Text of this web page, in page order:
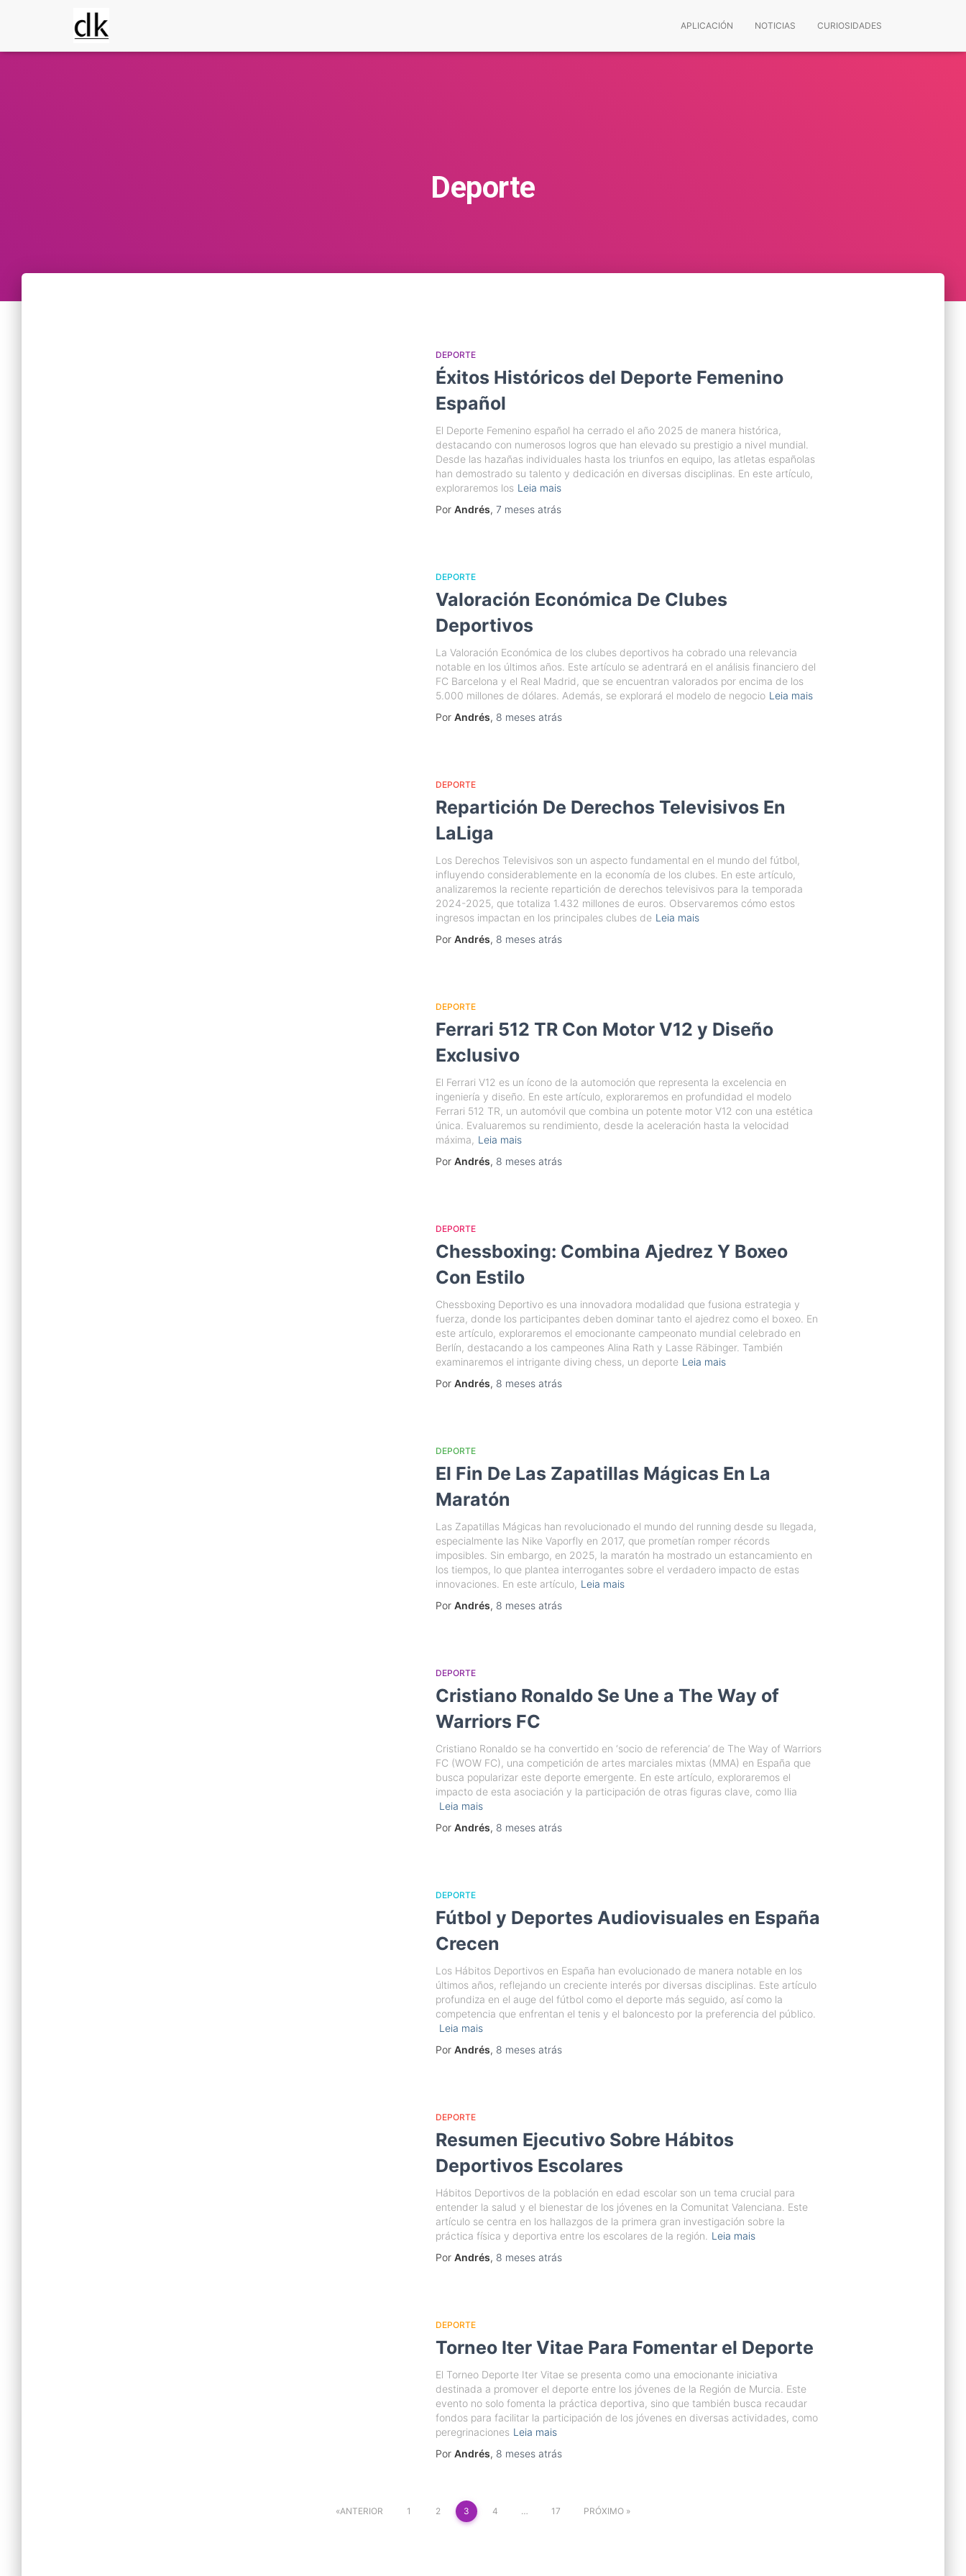
APLICACIÓN NOTICIAS CURIOSIDADES
Deporte
DEPORTE
Éxitos Históricos del Deporte Femenino
Español
El Deporte Femenino español ha cerrado el año 2025 de manera histórica,
destacando con numerosos logros que han elevado su prestigio a nivel mundial.
Desde las hazañas individuales hasta los triunfos en equipo, las atletas españolas
han demostrado su talento y dedicación en diversas disciplinas. En este artículo,
exploraremos los Leia mais
Por Andrés, 7 mesesatrás
DEPORTE
Valoración Económica De Clubes
Deportivos
La Valoración Económica de los clubes deportivos ha cobrado una relevancia
notable en los últimos años. Este artículo se adentrará en el análisis financiero del
FC Barcelona y el Real Madrid, que se encuentran valorados por encima de los
5.000 millones de dólares. Además, se explorará el modelo de negocio Leia mais
Por Andrés, 8 mesesatrás
DEPORTE
Repartición De Derechos Televisivos En
LaLiga
Los Derechos Televisivos son un aspecto fundamental en el mundo del fútbol,
influyendo considerablemente en la economía de los clubes. En este artículo,
analizaremos la reciente repartición de derechos televisivos para la temporada
2024-2025, que totaliza 1.432 millones de euros. Observaremos cómo estos
ingresos impactan en los principales clubes de Leia mais
Por Andrés, 8 mesesatrás
DEPORTE
Ferrari 512 TR Con Motor V12 y Diseño
Exclusivo
El Ferrari V12 es un ícono de la automoción que representa la excelencia en
ingeniería y diseño. En este artículo, exploraremos en profundidad el modelo
Ferrari 512 TR, un automóvil que combina un potente motor V12 con una estética
única. Evaluaremos su rendimiento, desde la aceleración hasta la velocidad
máxima, Leia mais
Por Andrés, 8 mesesatrás
DEPORTE
Chessboxing: Combina Ajedrez Y Boxeo
Con Estilo
Chessboxing Deportivo es una innovadora modalidad que fusiona estrategia y
fuerza, donde los participantes deben dominar tanto el ajedrez como el boxeo. En
este artículo, exploraremos el emocionante campeonato mundial celebrado en
Berlín, destacando a los campeones Alina Rath y Lasse Räbinger. También
examinaremos el intrigante diving chess, un deporte Leia mais
Por Andrés, 8 mesesatrás
DEPORTE
El Fin De Las Zapatillas Mágicas En La
Maratón
Las Zapatillas Mágicas han revolucionado el mundo del running desde su llegada,
especialmente las Nike Vaporfly en 2017, que prometían romper récords
imposibles. Sin embargo, en 2025, la maratón ha mostrado un estancamiento en
los tiempos, lo que plantea interrogantes sobre el verdadero impacto de estas
innovaciones. En este artículo, Leia mais
Por Andrés, 8 mesesatrás
DEPORTE
Cristiano Ronaldo Se Une a The Way of
Warriors FC
Cristiano Ronaldo se ha convertido en ‘socio de referencia’ de The Way of Warriors
FC (WOW FC), una competición de artes marciales mixtas (MMA) en España que
busca popularizar este deporte emergente. En este artículo, exploraremos el
impacto de esta asociación y la participación de otras figuras clave, como Ilia
Leia mais
Por Andrés, 8 mesesatrás
DEPORTE
Fútbol y Deportes Audiovisuales en España
Crecen
Los Hábitos Deportivos en España han evolucionado de manera notable en los
últimos años, reflejando un creciente interés por diversas disciplinas. Este artículo
profundiza en el auge del fútbol como el deporte más seguido, así como la
competencia que enfrentan el tenis y el baloncesto por la preferencia del público.
Leia mais
Por Andrés, 8 mesesatrás
DEPORTE
Resumen Ejecutivo Sobre Hábitos
Deportivos Escolares
Hábitos Deportivos de la población en edad escolar son un tema crucial para
entender la salud y el bienestar de los jóvenes en la Comunitat Valenciana. Este
artículo se centra en los hallazgos de la primera gran investigación sobre la
práctica física y deportiva entre los escolares de la región.
Leia mais
Por Andrés, 8 mesesatrás
DEPORTE
Torneo Iter Vitae Para Fomentar el Deporte
El Torneo Deporte Iter Vitae se presenta como una emocionante iniciativa
destinada a promover el deporte entre los jóvenes de la Región de Murcia. Este
evento no solo fomenta la práctica deportiva, sino que también busca recaudar
fondos para facilitar la participación de los jóvenes en diversas actividades, como
peregrinaciones Leia mais
Por Andrés, 8 mesesatrás
ANTERIOR 1 2 3 4 … 17 PRÓXIMO